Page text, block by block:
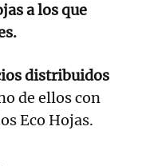
a los que
distribuidos
de ellos con
Eco Hojas.